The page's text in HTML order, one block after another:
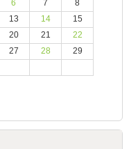
6 7
8
13 14
15
20 21
22
27 28
29